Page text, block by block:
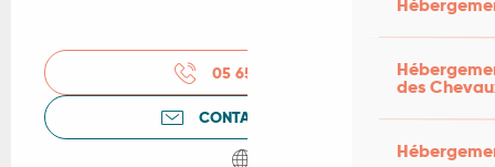
des
05 65 22 91
CONTACTEZ-NOUS